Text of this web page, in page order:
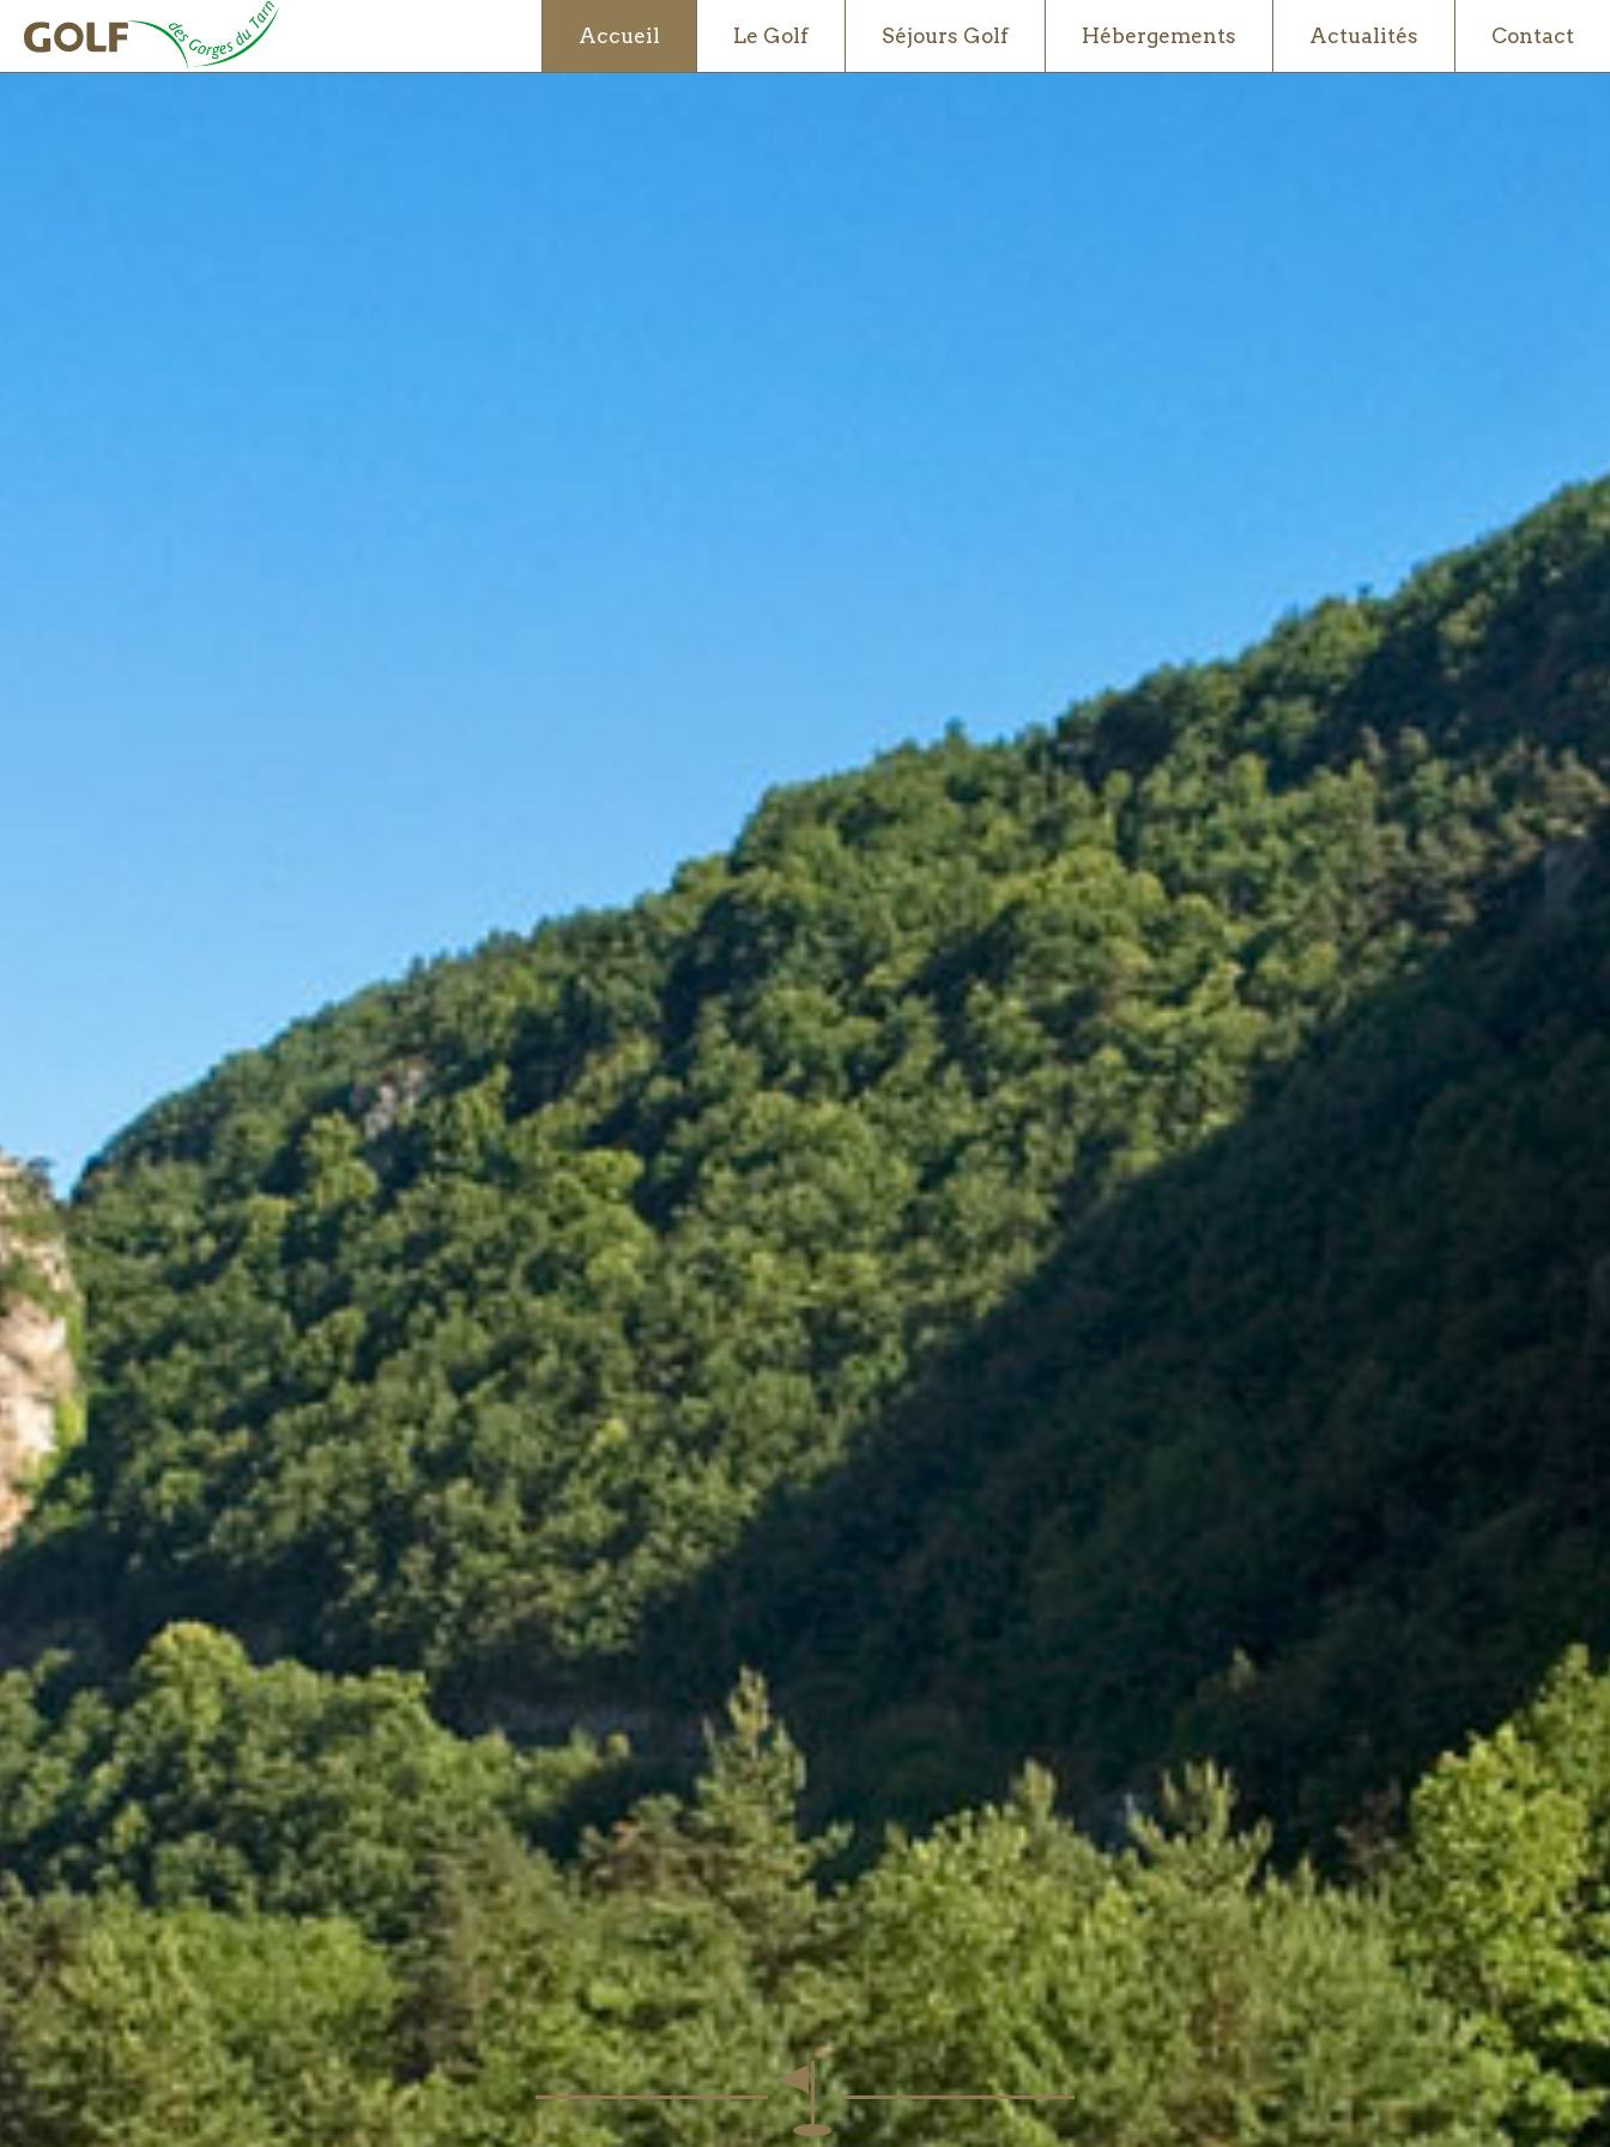
Accueil Le Golf Séjours Golf Hébergements Actualités Contact